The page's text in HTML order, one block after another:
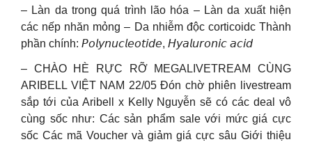
– Làn da trong quá trình lão hóa – Làn da xuất hiện
các nếp nhăn mỏng – Da nhiễm độc corticoidc Thành
phần chính: 𝘗𝘰𝘭𝘺𝘯𝘶𝘤𝘭𝘦𝘰𝘵𝘪𝘥𝘦, 𝘏𝘺𝘢𝘭𝘶𝘳𝘰𝘯𝘪𝘤 𝘢𝘤𝘪𝘥
– CHÀO HÈ RỰC RỠ MEGALIVETREAM CÙNG
ARIBELL VIỆT NAM 22/05 Đón chờ phiên livestream
sắp tới của Aribell x Kelly Nguyễn sẽ có các deal vô
cùng sốc như: Các sản phẩm sale với mức giá cực
sốc Các mã Voucher và giảm giá cực sâu Giới thiệu